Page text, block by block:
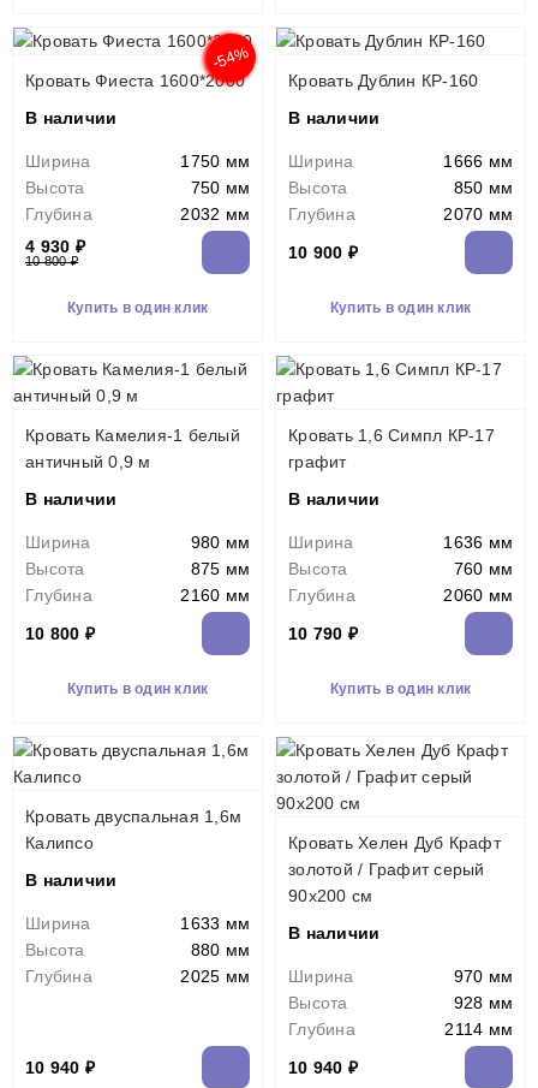
-54%
Кровать Фиеста 1600*2000
В наличии
Ширина
1750 мм
Высота
750 мм
Глубина
2032 мм
4 930 ₽
10 800 ₽
Купить в один клик
Кровать Дублин КР-160
В наличии
Ширина
1666 мм
Высота
850 мм
Глубина
2070 мм
10 900 ₽
Купить в один клик
Кровать Камелия-1 белый
античный 0,9 м
В наличии
Ширина
980 мм
Высота
875 мм
Глубина
2160 мм
10 800 ₽
Купить в один клик
Кровать 1,6 Симпл КР-17
графит
В наличии
Ширина
1636 мм
Высота
760 мм
Глубина
2060 мм
10 790 ₽
Купить в один клик
Кровать двуспальная 1,6м
Калипсо
В наличии
Ширина
1633 мм
Высота
880 мм
Глубина
2025 мм
10 940 ₽
Кровать Хелен Дуб Крафт
золотой / Графит серый
90х200 см
В наличии
Ширина
970 мм
Высота
928 мм
Глубина
2114 мм
10 940 ₽